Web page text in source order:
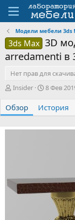
Модели мебели 3ds
3ds Max 3D
arredamenti в
Нет прав для
А
т
о
Insider
Д
т
а
о
я
8 Фев
Обзор История